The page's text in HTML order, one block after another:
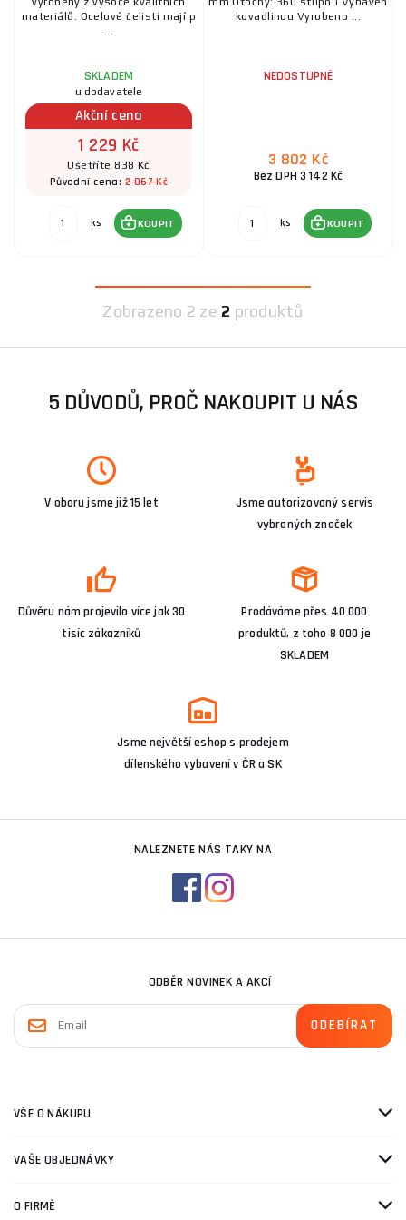
materiálů. Ocelové čelisti mají p
...
SKLADEM
u dodavatele
Akční cena
1 229 Kč
Ušetříte 838 Kč
Původní cena:2 067 Kč
ks KOUPIT
kovadlinou Vyrobeno ...
NEDOSTUPNÉ
3 802 Kč
Bez DPH 3 142 Kč
ks KOUPIT
Zobrazeno 2 ze 2 produktů
5 DŮVODŮ, PROČ NAKOUPIT U NÁS
V oboru jsme již 15 let
Jsme autorizovaný servis
vybraných značek
Důvěru nám projevilo více jak 30
tisíc zákazníků
Prodáváme přes 40 000
produktů, z toho 8 000 je
SKLADEM
Jsme největší eshop s prodejem
dílenského vybavení v ČR a SK
NALEZNETE NÁS TAKY NA
ODBĚR NOVINEK A AKCÍ
VŠE O NÁKUPU
VAŠE OBJEDNÁVKY
O FIRMĚ